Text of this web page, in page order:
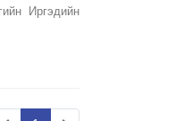
Иргэдийн